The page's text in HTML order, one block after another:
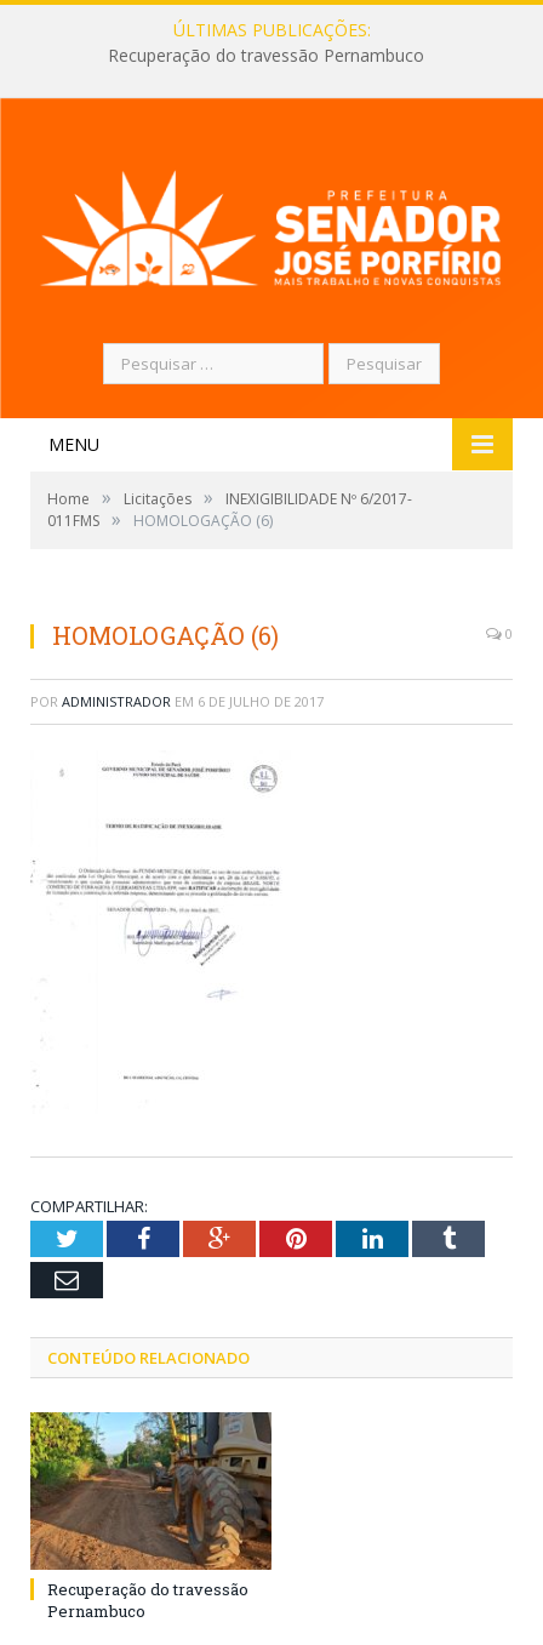
ÚLTIMAS PUBLICAÇÕES:
Recuperação do travessão Pernambuco
Pesquisar
por:
MENU
Home » Licitações »
INEXIGIBILIDADE Nº 6/2017-
011FMS » HOMOLOGAÇÃO (6)
HOMOLOGAÇÃO (6) 0
POR ADMINISTRADOR EM 6 DE JULHO DE 2017
COMPARTILHAR:
TwitterFacebookGoogle+PinterestLinkedInTumblr
Email
CONTEÚDO RELACIONADO
Recuperação do travessão
Pernambuco